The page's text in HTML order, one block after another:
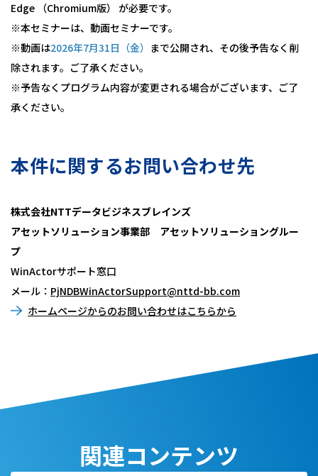
Edge （Chromium版） が必要です。
※本セミナーは、動画セミナーです。
※動画は2026年7月31日（金） まで公開され、その後予告なく削
除されます。ご了承ください。
※予告なくプログラム内容が変更される場合がございます、ご了
承ください。
本件に関するお問い合わせ先
株式会社NTTデータビジネスブレインズ
アセットソリューション事業部 アセットソリューショングルー
プ
WinActorサポート窓口
メール： PjNDBWinActorSupport@nttd-bb.com
ホームページからのお問い合わせはこちらから
関連コンテンツ